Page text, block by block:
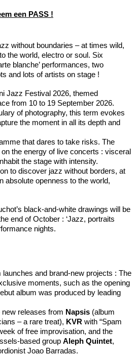
een PASS !
without boundaries – at times wild,
the world, electro or soul. Six
blanche’ performances, two
and lots of artists on stage !
Jazz Festival 2026, themed
from 10 to 19 September 2026.
of photography, this term evokes
the moment in all its depth and
that dares to take risks. The
the energy of live concerts : visceral
the stage with intensity.
to discover jazz without borders, at
absolute openness to the world,
black-and-white drawings will be
end of October : ‘Jazz, portraits
nights.
launches and brand-new projects : The
moments, such as the opening
album was produced by leading
releases from Napsis (album
– a rare treat), KVR with “Spam
of free improvisation, and the
based group Aleph Quintet,
Joao Barradas.